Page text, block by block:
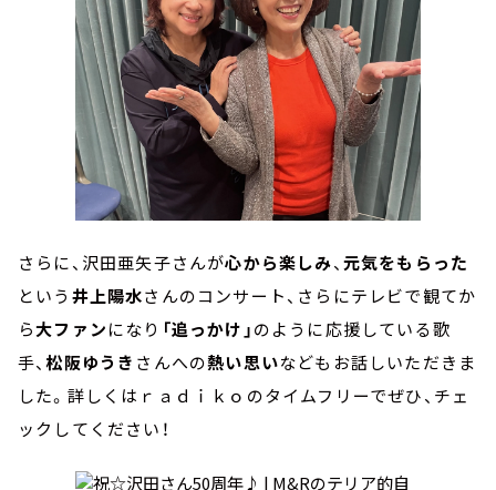
さらに、沢田亜矢子さんが心から楽しみ、 元気をもらった
という 井上陽水さんのコンサート、さらにテレビで観てか
ら大ファンになり 「追っかけ」のように応援している歌
手、松阪ゆうき さんへの熱い思いなどもお話しいただきま
した。詳しくはｒａｄｉｋｏのタイムフリーでぜひ、チェ
ックしてください！